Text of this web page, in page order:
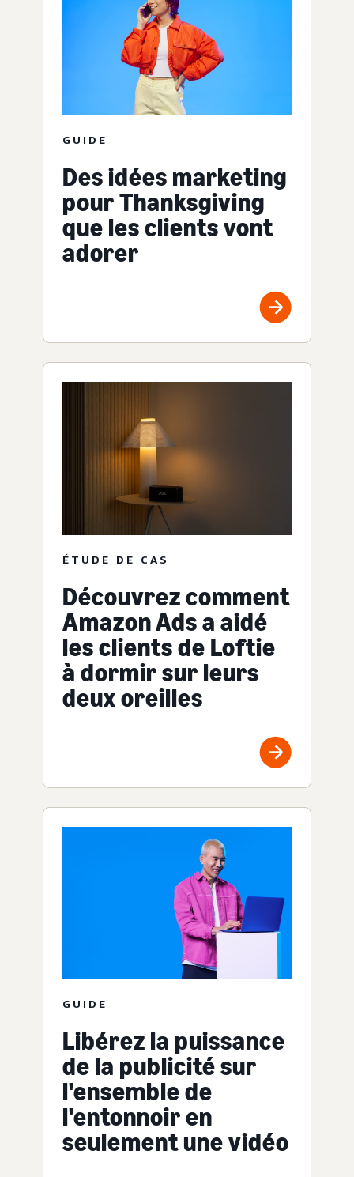
GUIDE
Des idées marketing
pour Thanksgiving
que les clients vont
adorer
ÉTUDE DE CAS
Découvrez comment
Amazon Ads a aidé
les clients de Loftie
à dormir sur leurs
deux oreilles
GUIDE
Libérez la puissance
de la publicité sur
l'ensemble de
l'entonnoir en
seulement une vidéo